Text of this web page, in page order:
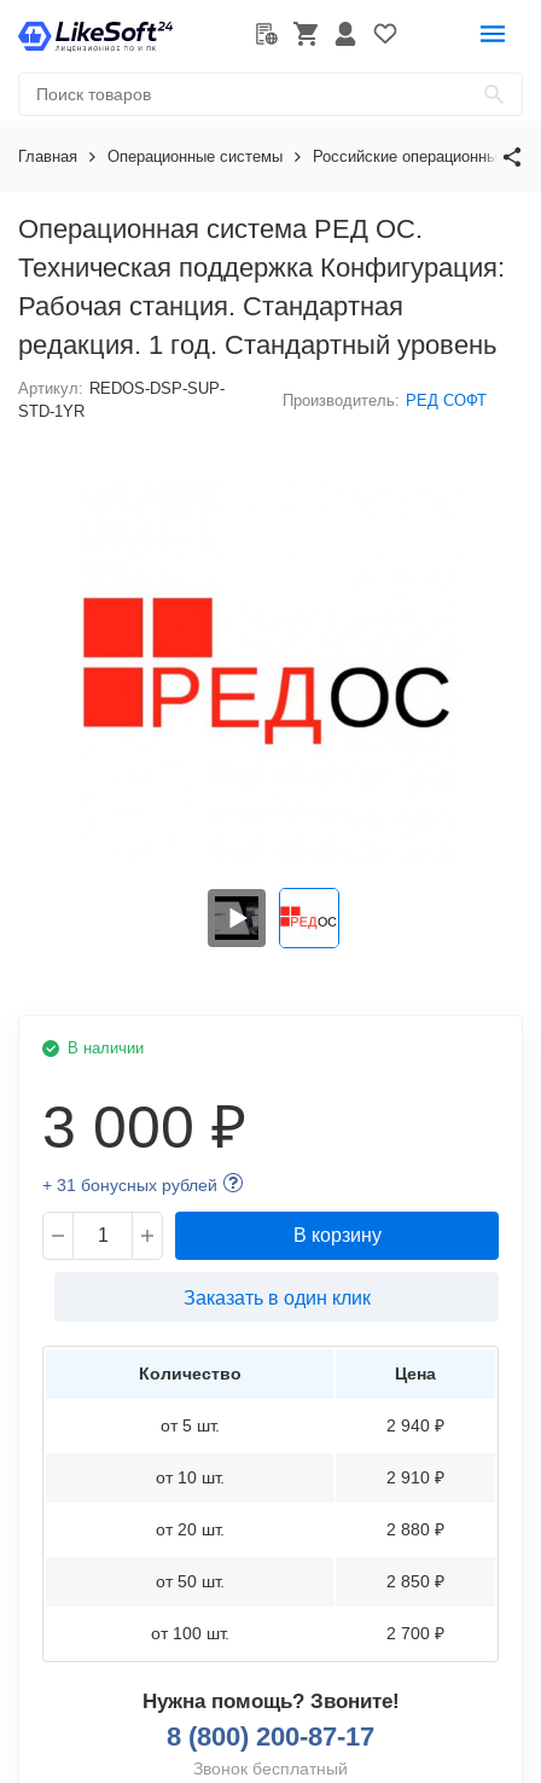
Главная Операционные системы Российские операционные
Операционная система РЕД ОС.
Техническая поддержка Конфигурация:
Рабочая станция. Стандартная
редакция. 1 год. Стандартный уровень
Артикул: REDOS-DSP-SUP-
STD-1YR
Производитель: РЕД СОФТ
В наличии
3 000 ₽
+ 31 бонусных рублей
В корзину
Заказать в один клик
Количество Цена
от 5 шт. 2 940 ₽
от 10 шт. 2 910 ₽
от 20 шт. 2 880 ₽
от 50 шт. 2 850 ₽
от 100 шт. 2 700 ₽
Нужна помощь? Звоните!
8 (800) 200-87-17
Звонок бесплатный